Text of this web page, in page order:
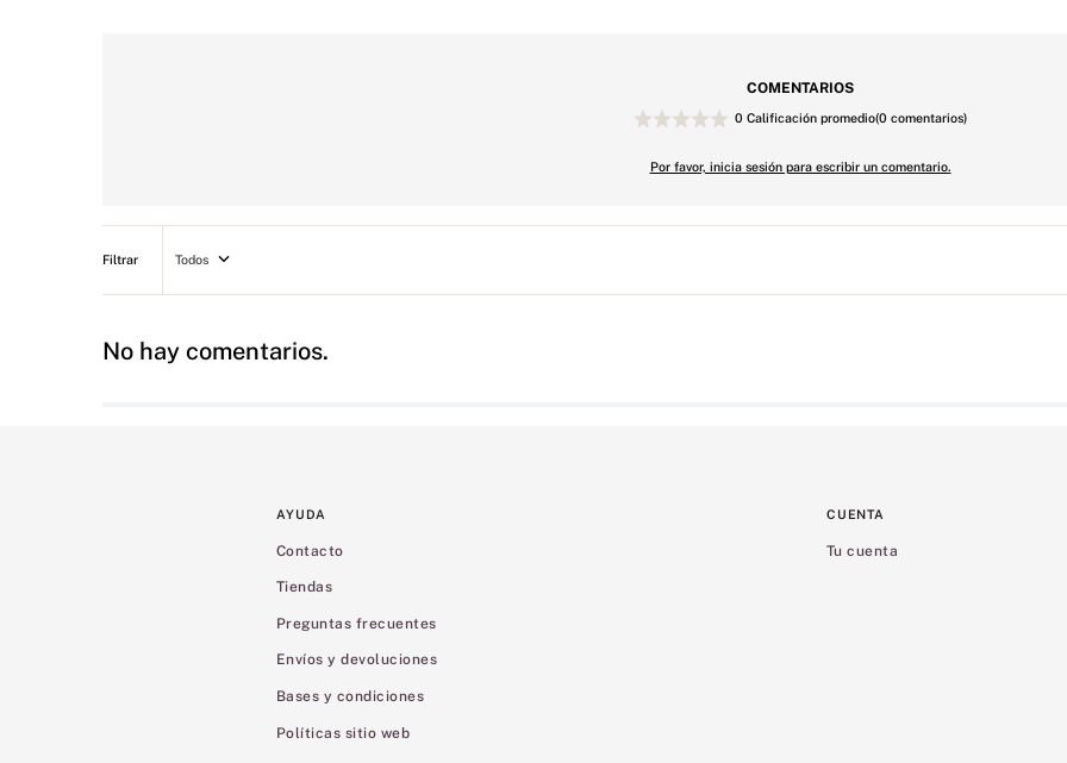
COMENTARIOS
0 Calificación promedio(0 comentarios)
Por favor, inicia sesión para escribir un comentario.
Todos
No hay comentarios.
AYUDA
Contacto
Tiendas
Preguntas frecuentes
Envíos y devoluciones
Bases y condiciones
Políticas sitio web
CUENTA
Tu cuenta